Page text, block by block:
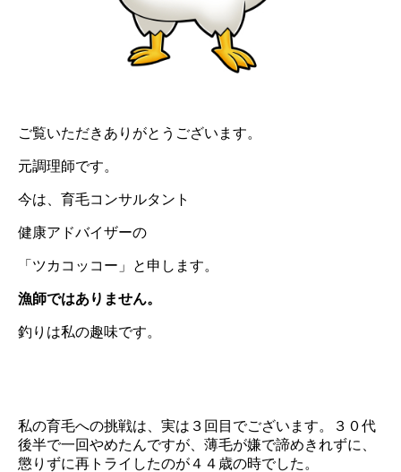
ご覧いただきありがとうございます。
元調理師です。
今は、育毛コンサルタント
健康アドバイザーの
「ツカコッコー」と申します。
漁師ではありません。
釣りは私の趣味です。
私の育毛への挑戦は、実は３回目でございます。３０代
後半で一回やめたんですが、薄毛が嫌で諦めきれずに、
懲りずに再トライしたのが４４歳の時でした。